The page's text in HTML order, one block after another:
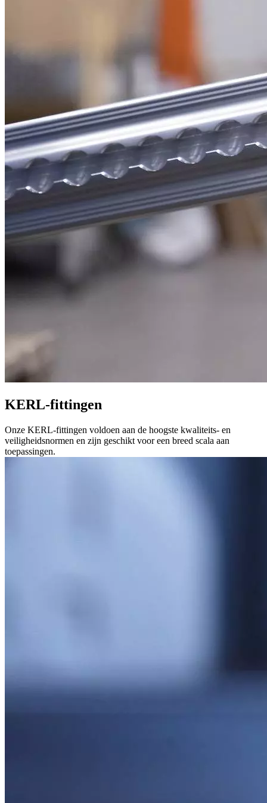
KERL-fittingen
Onze KERL-fittingen voldoen aan de hoogste kwaliteits- en
veiligheidsnormen en zijn geschikt voor een breed scala aan
toepassingen.